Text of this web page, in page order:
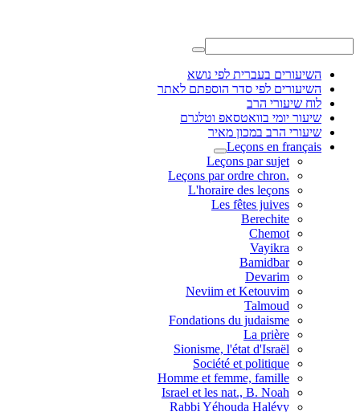
השיעורים בעברית לפי נושא
השיעורים לפי סדר הוספתם לאתר
לוח שיעורי הרב
שיעור יומי בוואטסאפ וטלגרם
שיעורי הרב במכון מאיר
Leçons en français
Leçons par sujet
.Leçons par ordre chron
L'horaire des leçons
Les fêtes juives
Berechite
Chemot
Vayikra
Bamidbar
Devarim
Neviim et Ketouvim
Talmoud
Fondations du judaisme
La prière
Sionisme, l'état d'Israël
Société et politique
Homme et femme, famille
Israel et les nat., B. Noah
Rabbi Yéhouda Halévy